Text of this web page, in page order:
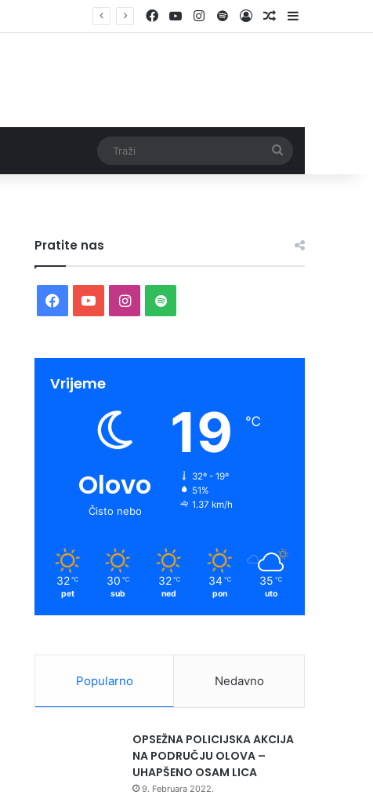
Facebook
YouTubeInstagram
SpotifyLog InRandom Article
Sidebar
Pratite nas
Facebook
YouTubeInstagram
Spotify
Vrijeme
Olovo
Čisto nebo
19 ℃
32º - 19º
51%
1.37 km/h
32 ℃
pet
30 ℃
sub
32 ℃
ned
34 ℃
pon
35 ℃
uto
Popularno Nedavno
OPSEŽNA POLICIJSKA AKCIJA
NA PODRUČJU OLOVA –
UHAPŠENO OSAM LICA
9. Februara 2022.